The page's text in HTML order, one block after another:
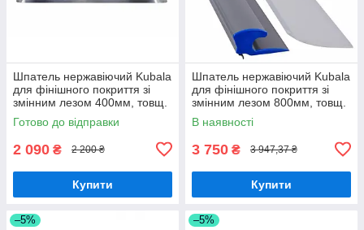
Шпатель нержавіючий Kubala
для фінішного покриття зі
змінним лезом 400мм, товщ.
0,3мм
Готово до відправки
2 090 ₴ 2 200 ₴
Купити
Шпатель нержавіючий Kubala
для фінішного покриття зі
змінним лезом 800мм, товщ.
0,5мм
В наявності
3 750 ₴ 3 947,37 ₴
Купити
–5% –5%